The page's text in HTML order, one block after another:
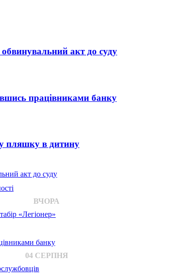
акт до суду
працівниками банку
пляшку в дитину
акт до суду
ВЧОРА
«Легіонер»
банку
04 СЕРПНЯ